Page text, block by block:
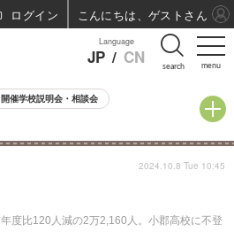
menu
Language
JP / CN search
催学校説明会・相談会
度比120人減の2万2,160人。小郡高校に不登
2024.10.8 Tue 10:45
ログイン こんにちは、ゲストさん